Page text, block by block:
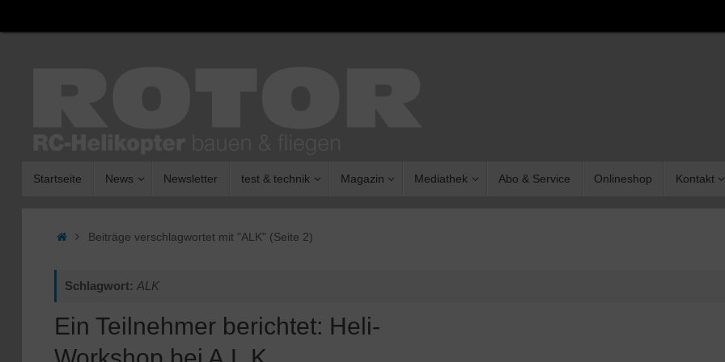
Inhalt
Startseite News Newsletter test & technik Magazin Mediathek Abo & Service Onlineshop Kontakt
StartBeiträge verschlagwortet mit "ALK" (Seite 2)
Schlagwort: ALK
Ein Teilnehmer berichtet: Heli-